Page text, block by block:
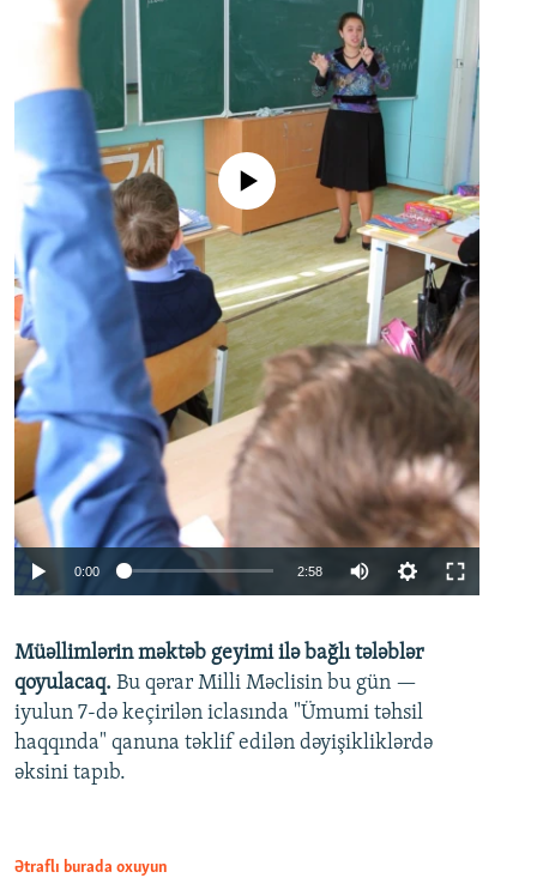
No media source currently available
0:00 2:58
360p
480p
720p
Müəllimlərin məktəb geyimi ilə bağlı tələblər
qoyulacaq. Bu qərar Milli Məclisin bu gün —
iyulun 7-də keçirilən iclasında "Ümumi təhsil
haqqında" qanuna təklif edilən dəyişikliklərdə
əksini tapıb.
Ətraflı burada oxuyun